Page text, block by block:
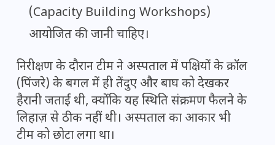
(Capacity Building Workshops)
आयोजित की जानी चाहिए।
निरीक्षण के दौरान टीम ने अस्पताल में पक्षियों के क्रॉल
(पिंजरे) के बगल में ही तेंदुए और बाघ को देखकर
हैरानी जताई थी, क्योंकि यह स्थिति संक्रमण फैलने के
लिहाज़ से ठीक नहीं थी। अस्पताल का आकार भी
टीम को छोटा लगा था।